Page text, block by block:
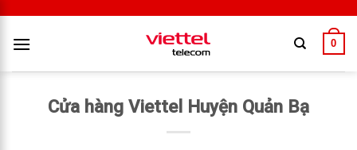
0
Cửa hàng Viettel Huyện Quản Bạ